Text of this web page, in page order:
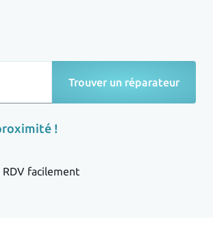
Trouver un réparateur
!
RDV facilement